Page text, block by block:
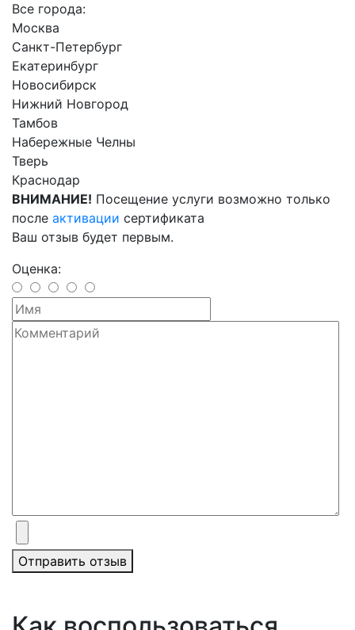
Все города:
Москва
Санкт-Петербург
Екатеринбург
Новосибирск
Нижний Новгород
Тамбов
Набережные Челны
Тверь
Краснодар
ВНИМАНИЕ! Посещение услуги возможно только
после активации сертификата
Ваш отзыв будет первым.
Оценка:
Отправить отзыв